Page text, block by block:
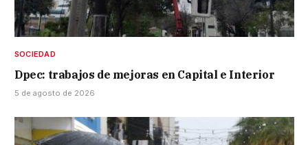
SOCIEDAD
Dpec: trabajos de mejoras en Capital e Interior
5 de agosto de 2026